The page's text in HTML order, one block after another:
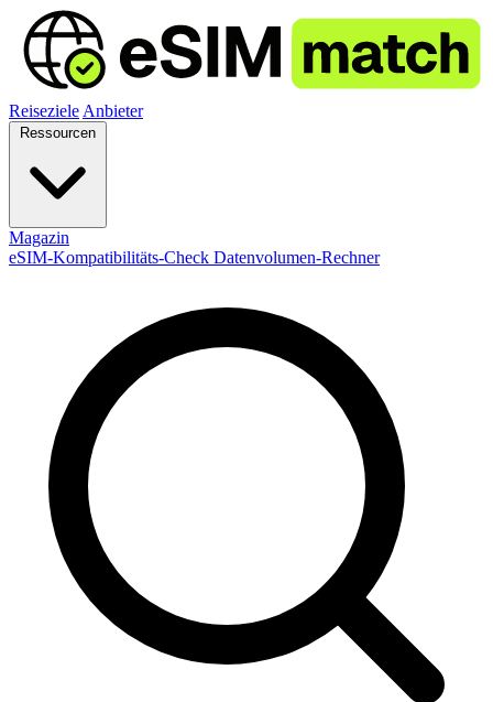
Reiseziele Anbieter
Magazin
eSIM-Kompatibilitäts-Check Datenvolumen-Rechner